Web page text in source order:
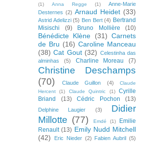
(1)
Anna Regge (1)
Anne-Marie
Desternes (2) Arnaud Heidet (33)
Astrid Adelizzi (5) Ben Bert (4) Bertrand
Misischi
(9) Bruno Mollière (10)
Bénédicte Klène (31) Carnets
de Bru (16) Caroline Manceau
(38) Cat Gout (32) Celestinha das
alminhas
(5) Charline Moreau (7)
Christine Deschamps
(70)
Claude Guillon (4)
Claude
Hercent
(1) Claude Quintric (1)
Cyrille
Briand
(13) Cédric Pochon (13)
Delphine Laugier (3)
Didier
Millotte (77) Emdé (1)
Emilie
Renault (13) Emily Nudd Mitchell
(42)
Eric Nieder (2) Fabien Aubril (5)